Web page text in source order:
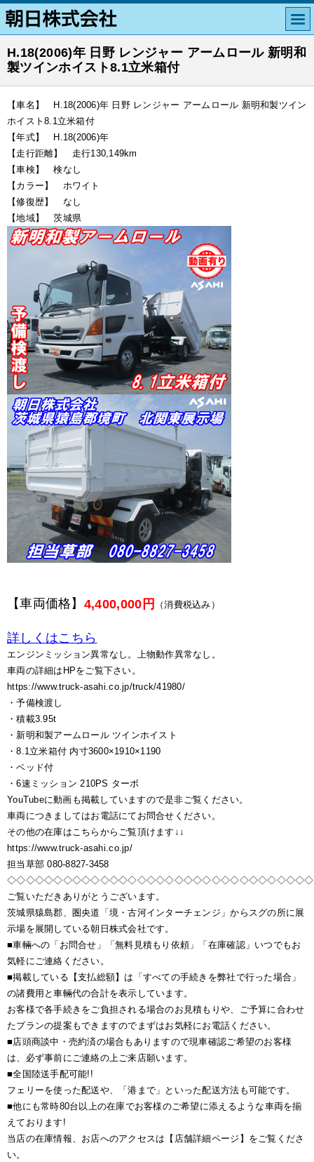
H.18(2006)年 日野 レンジャー アームロール 新明和
製ツインホイスト8.1立米箱付
【車名】 H.18(2006)年 日野 レンジャー アームロール 新明和製ツイン
ホイスト8.1立米箱付
【年式】 H.18(2006)年
【走行距離】 走行130,149km
【車検】 検なし
【カラー】 ホワイト
【修復歴】 なし
【地域】 茨城県
【車両価格】 4,400,000円 （消費税込み）
詳しくはこちら
エンジンミッション異常なし。上物動作異常なし。
車両の詳細はHPをご覧下さい。
https://www.truck-asahi.co.jp/truck/41980/
・予備検渡し
・積載3.95t
・新明和製アームロール ツインホイスト
・8.1立米箱付 内寸3600×1910×1190
・ベッド付
・6速ミッション 210PS ターボ
YouTubeに動画も掲載していますので是非ご覧ください。
車両につきましてはお電話にてお問合せください。
その他の在庫はこちらからご覧頂けます↓↓
https://www.truck-asahi.co.jp/
担当草部 080-8827-3458
ご覧いただきありがとうございます。
茨城県猿島郡、圏央道「境・古河インターチェンジ」からスグの所に展
示場を展開している朝日株式会社です。
■車輛への「お問合せ」「無料見積もり依頼」「在庫確認」いつでもお
気軽にご連絡ください。
■掲載している【支払総額】は「すべての手続きを弊社で行った場合」
の諸費用と車輛代の合計を表示しています。
お客様で各手続きをご負担される場合のお見積もりや、ご予算に合わせ
たプランの提案もできますのでまずはお気軽にお電話ください。
■店頭商談中・売約済の場合もありますので現車確認ご希望のお客様
は、必ず事前にご連絡の上ご来店願います。
■全国陸送手配可能!!
フェリーを使った配送や、「港まで」といった配送方法も可能です。
■他にも常時80台以上の在庫でお客様のご希望に添えるような車両を揃
えております!
当店の在庫情報、お店へのアクセスは【店舗詳細ページ】をご覧くださ
い。